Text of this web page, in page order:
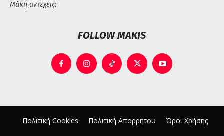
Μάκη αντέχεις;
FOLLOW MAKIS
Πολιτική Cookies Πολιτική Απορρήτου Όροι Χρήσης